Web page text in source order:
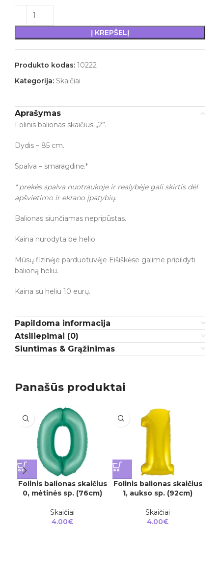
Į KREPŠELĮ
Produkto kodas: 10222
Kategorija: Skaičiai
Aprašymas
Folinis balionas skaičius „2”.
Dydis – 85 cm.
Spalva – smaragdinė.*
* prekės spalva nuotraukoje ir realybėje gali skirtis dėl
apšvietimo ir ekrano įpatybių.
Balionas siunčiamas nepripūstas.
Kaina nurodyta be helio.
Mūsų fizinėje parduotuvėje Eišiškėse galime pripildyti
balioną heliu.
Kaina su heliu 10 eurų.
Papildoma informacija
Atsiliepimai (0)
Siuntimas & Grąžinimas
Panašūs produktai
Folinis balionas skaičius
0, mėtinės sp. (76cm)
Skaičiai
4.00€
Folinis balionas skaičius
1, aukso sp. (92cm)
Skaičiai
4.00€